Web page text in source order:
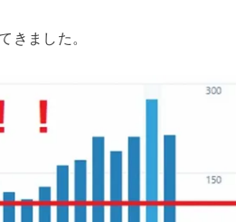
きました。